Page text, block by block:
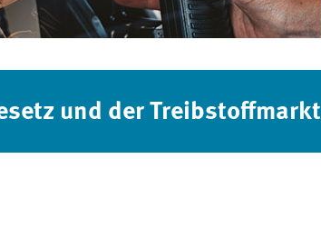
und der Treibstoffmarkt